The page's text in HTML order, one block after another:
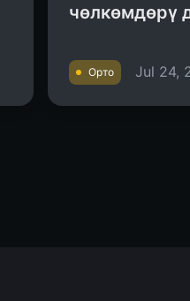
чөлкөмдөрү
Орто Jul 24,